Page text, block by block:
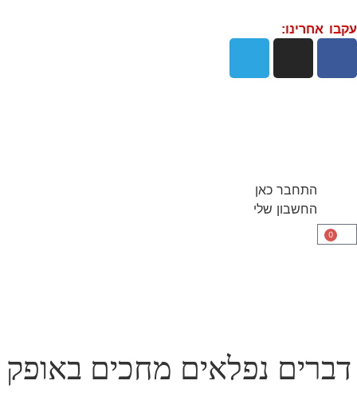
עקבו אחרינו:
התחבר כאן
החשבון שלי
0
דברים נפלאים מחכים באופק